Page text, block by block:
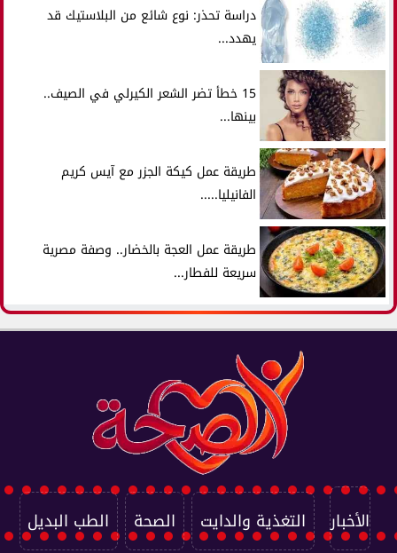
دراسة تحذر: نوع شائع من البلاستيك قد
يهدد...
15 خطأ تضر الشعر الكيرلي في الصيف..
بينها...
طريقة عمل كيكة الجزر مع آيس كريم
الفانيليا.....
طريقة عمل العجة بالخضار.. وصفة مصرية
سريعة للفطار...
الأخبار التغذية والدايت الصحة الطب البديل